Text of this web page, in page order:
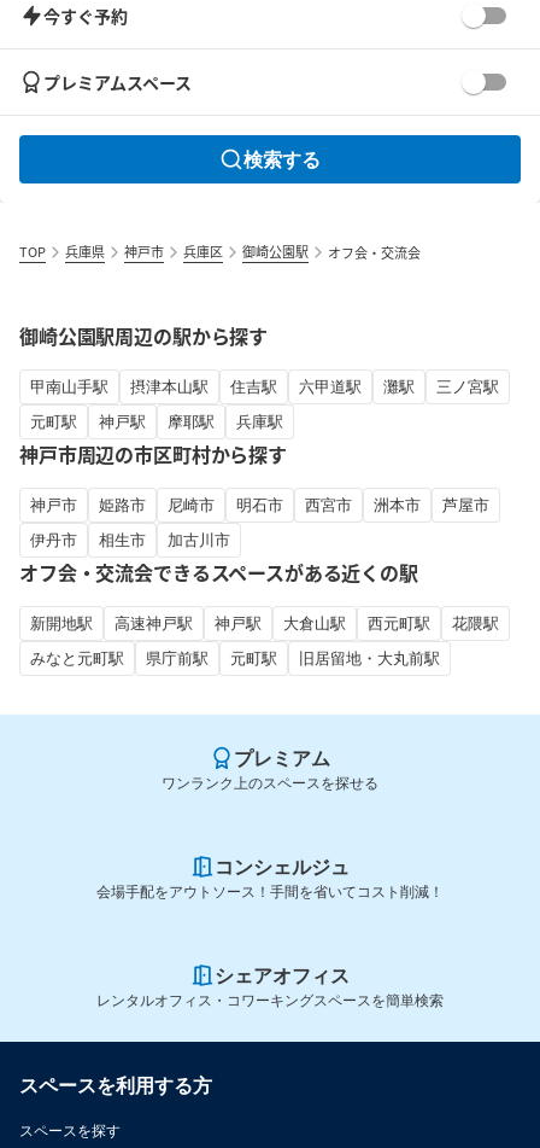
今すぐ予約
プレミアムスペース
検索する
TOP 兵庫県 神戸市 兵庫区 御崎公園駅 オフ会・交流会
御崎公園駅周辺の駅から探す
甲南山手駅 摂津本山駅 住吉駅 六甲道駅 灘駅
三ノ宮駅
元町駅
神戸駅 摩耶駅 兵庫駅
神戸市周辺の市区町村から探す
神戸市 姫路市 尼崎市 明石市 西宮市 洲本市
芦屋市
伊丹市
相生市 加古川市
オフ会・交流会できるスペースがある近くの駅
新開地駅 高速神戸駅 神戸駅 大倉山駅 西元町駅
花隈駅
みなと元町駅
県庁前駅 元町駅 旧居留地・大丸前駅
プレミアム
ワンランク上のスペースを探せる
コンシェルジュ
会場手配をアウトソース！手間を省いてコスト削減！
シェアオフィス
レンタルオフィス・コワーキングスペースを簡単検索
スペースを利用する方
スペースを探す